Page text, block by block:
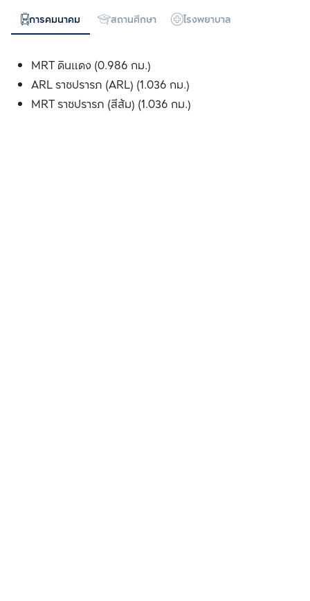
การคมนาคม สถานศึกษา โรงพยาบาล
MRT ดินแดง (0.986 กม.)
ARL ราชปรารภ (ARL) (1.036 กม.)
MRT ราชปรารภ (สีส้ม) (1.036 กม.)